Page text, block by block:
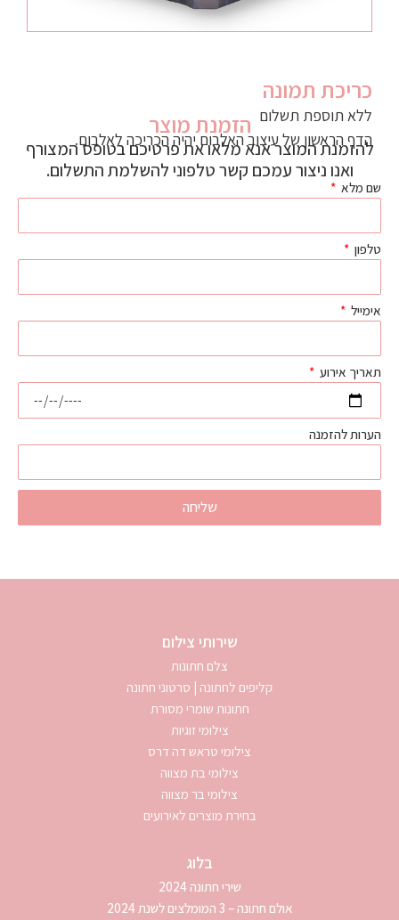
כריכת תמונה
ללא תוספת תשלום
הדף הראשון של עיצוב האלבום יהיה הכריכה לאלבום.
הזמנת מוצר
להזמנת המוצר אנא מלאו את פרטיכם בטופס המצורף
ואנו ניצור עמכם קשר טלפוני להשלמת התשלום.
שם מלא
טלפון
אימייל
תאריך אירוע
הערות להזמנה
שליחה
שירותי צילום
צלם חתונות
קליפים לחתונה | סרטוני חתונה
חתונות שומרי מסורת
צילומי זוגיות
צילומי טראש דה דרס
צילומי בת מצווה
צילומי בר מצווה
בחירת מוצרים לאירועים
בלוג
שירי חתונה 2024
אולם חתונה – 3 המומלצים לשנת 2024